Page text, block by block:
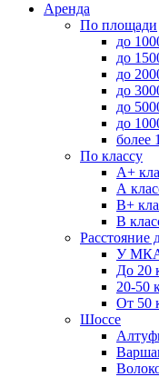
Аренда
По площади
до
до
до
до
до
до
более
По классу
А+
А
B+
В
У
До 20
20-50
От 50
Шоссе